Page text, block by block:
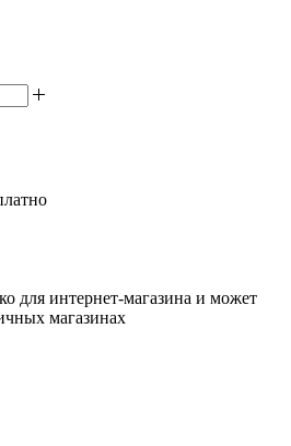
для интернет-магазина и может
магазинах